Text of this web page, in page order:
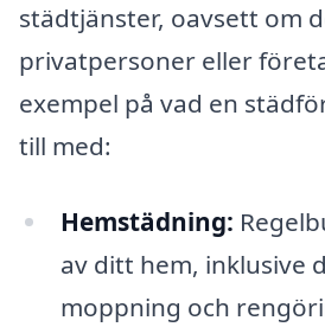
städtjänster, oavsett om
privatpersoner eller
exempel på vad en
till med:
Hemstädning:
av ditt hem, inklusive
moppning och